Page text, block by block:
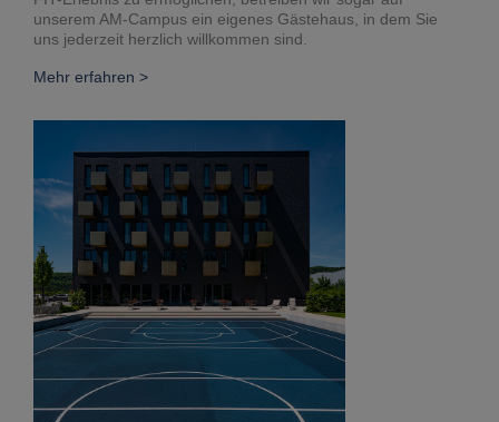
unserem AM-Campus ein eigenes Gästehaus, in dem Sie
uns jederzeit herzlich willkommen sind.
Mehr erfahren >